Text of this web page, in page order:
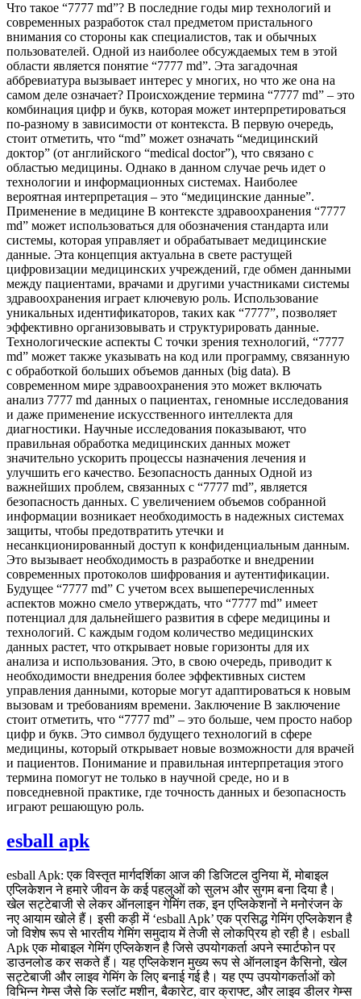
Что такое “7777 md”? В последние годы мир технологий и
современных разработок стал предметом пристального
внимания со стороны как специалистов, так и обычных
пользователей. Одной из наиболее обсуждаемых тем в этой
области является понятие “7777 md”. Эта загадочная
аббревиатура вызывает интерес у многих, но что же она на
самом деле означает? Происхождение термина “7777 md” – это
комбинация цифр и букв, которая может интерпретироваться
по-разному в зависимости от контекста. В первую очередь,
стоит отметить, что “md” может означать “медицинский
доктор” (от английского “medical doctor”), что связано с
областью медицины. Однако в данном случае речь идет о
технологии и информационных системах. Наиболее
вероятная интерпретация – это “медицинские данные”.
Применение в медицине В контексте здравоохранения “7777
md” может использоваться для обозначения стандарта или
системы, которая управляет и обрабатывает медицинские
данные. Эта концепция актуальна в свете растущей
цифровизации медицинских учреждений, где обмен данными
между пациентами, врачами и другими участниками системы
здравоохранения играет ключевую роль. Использование
уникальных идентификаторов, таких как “7777”, позволяет
эффективно организовывать и структурировать данные.
Технологические аспекты С точки зрения технологий, “7777
md” может также указывать на код или программу, связанную
с обработкой больших объемов данных (big data). В
современном мире здравоохранения это может включать
анализ 7777 md данных о пациентах, геномные исследования
и даже применение искусственного интеллекта для
диагностики. Научные исследования показывают, что
правильная обработка медицинских данных может
значительно ускорить процессы назначения лечения и
улучшить его качество. Безопасность данных Одной из
важнейших проблем, связанных с “7777 md”, является
безопасность данных. С увеличением объемов собранной
информации возникает необходимость в надежных системах
защиты, чтобы предотвратить утечки и
несанкционированный доступ к конфиденциальным данным.
Это вызывает необходимость в разработке и внедрении
современных протоколов шифрования и аутентификации.
Будущее “7777 md” С учетом всех вышеперечисленных
аспектов можно смело утверждать, что “7777 md” имеет
потенциал для дальнейшего развития в сфере медицины и
технологий. С каждым годом количество медицинских
данных растет, что открывает новые горизонты для их
анализа и использования. Это, в свою очередь, приводит к
необходимости внедрения более эффективных систем
управления данными, которые могут адаптироваться к новым
вызовам и требованиям времени. Заключение В заключение
стоит отметить, что “7777 md” – это больше, чем просто набор
цифр и букв. Это символ будущего технологий в сфере
медицины, который открывает новые возможности для врачей
и пациентов. Понимание и правильная интерпретация этого
термина помогут не только в научной среде, но и в
повседневной практике, где точность данных и безопасность
играют решающую роль.
esball apk
esball Apk: एक विस्तृत मार्गदर्शिका आज की डिजिटल दुनिया में, मोबाइल
एप्लिकेशन ने हमारे जीवन के कई पहलुओं को सुलभ और सुगम बना दिया है।
खेल सट्टेबाजी से लेकर ऑनलाइन गेमिंग तक, इन एप्लिकेशनों ने मनोरंजन के
नए आयाम खोले हैं। इसी कड़ी में ‘esball Apk’ एक प्रसिद्ध गेमिंग एप्लिकेशन है
जो विशेष रूप से भारतीय गेमिंग समुदाय में तेजी से लोकप्रिय हो रही है। esball
Apk एक मोबाइल गेमिंग एप्लिकेशन है जिसे उपयोगकर्ता अपने स्मार्टफोन पर
डाउनलोड कर सकते हैं। यह एप्लिकेशन मुख्य रूप से ऑनलाइन कैसिनो, खेल
सट्टेबाजी और लाइव गेमिंग के लिए बनाई गई है। यह एप्प उपयोगकर्ताओं को
विभिन्न गेम्स जैसे कि स्लॉट मशीन, बैकारेट, वार क्राफ्ट, और लाइव डीलर गेम्स